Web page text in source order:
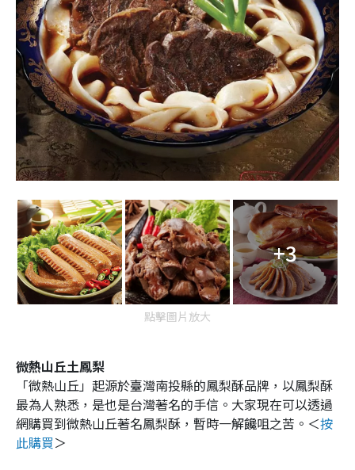
+3
點擊圖片放大
微熱山丘土鳳梨
「微熱山丘」起源於臺灣南投縣的鳳梨酥品牌，以鳳梨酥
最為人熟悉，是也是台灣著名的手信。大家現在可以透過
網購買到微熱山丘著名鳳梨酥，暫時一解饞咀之苦。＜按
此購買＞